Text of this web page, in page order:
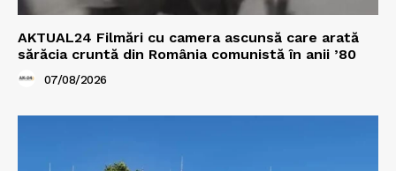
AKTUAL24 Filmări cu camera ascunsă care arată
sărăcia cruntă din România comunistă în anii ’80
07/08/2026